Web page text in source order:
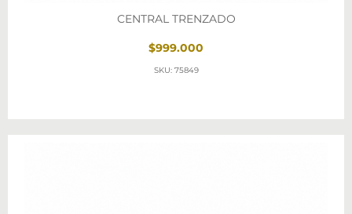
CENTRAL TRENZADO
$999.000
SKU: 75849